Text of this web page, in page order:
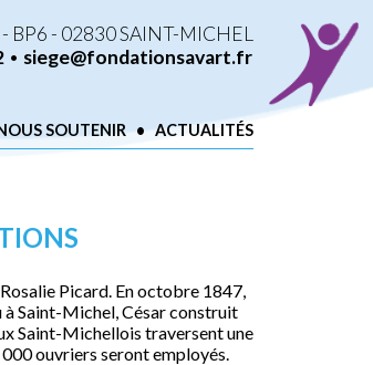
BP6 - 02830 SAINT-MICHEL
• siege@fondationsavart.fr
SOUTENIR•ACTUALITÉS
Picard. En octobre 1847,
à Saint-Michel, César construit
Saint-Michellois traversent une
ouvriers seront employés.